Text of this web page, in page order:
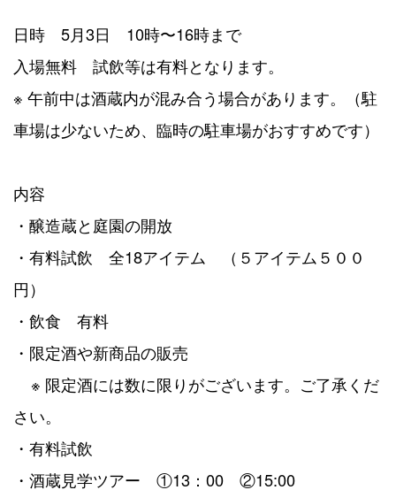
日時 5月3日 10時〜16時まで
入場無料 試飲等は有料となります。
※ 午前中は酒蔵内が混み合う場合があります。（駐
車場は少ないため、臨時の駐車場がおすすめです）
内容
・醸造蔵と庭園の開放
・有料試飲 全18アイテム （５アイテム５００
円）
・飲食 有料
・限定酒や新商品の販売
※ 限定酒には数に限りがございます。ご了承くだ
さい。
・有料試飲
・酒蔵見学ツアー ①13：00 ②15:00